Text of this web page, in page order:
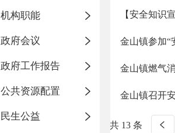
机构职能
政府会议
政府工作报告
公共资源配置
民生公益
【安全知识
金山镇参加“
金山镇燃气
金山镇召开
共 13 条